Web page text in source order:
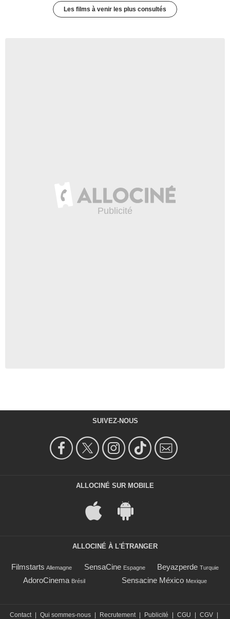
Les films à venir les plus consultés
SUIVEZ-NOUS
ALLOCINÉ SUR MOBILE
ALLOCINÉ À L'ÉTRANGER
Filmstarts Allemagne SensaCine Espagne Beyazperde Turquie
AdoroCinema Brésil Sensacine México Mexique
Contact | Qui sommes-nous | Recrutement | Publicité | CGU | CGV |